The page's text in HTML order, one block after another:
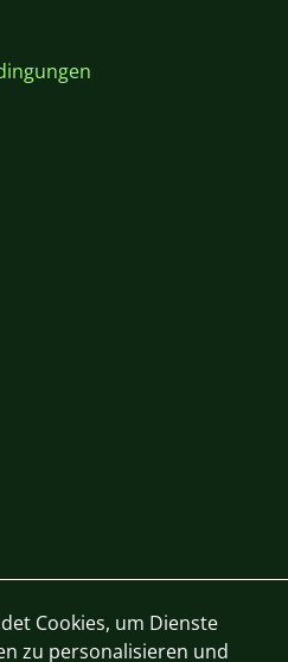
Cookies, um Dienste
zu personalisieren und